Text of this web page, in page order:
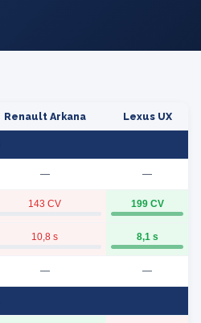
Renault Arkana Lexus UX
— —
143 CV 199 CV
10,8 s 8,1 s
— —